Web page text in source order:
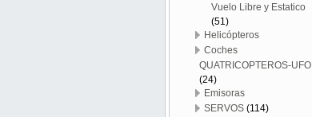
Vuelo Libre y Estatico
(51)
Helicópteros
Coches
QUATRICOPTEROS-UFO
(24)
Emisoras
SERVOS (114)